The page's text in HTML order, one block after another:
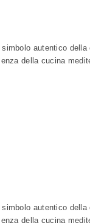
autentico
della cucina
autentico
della cucina